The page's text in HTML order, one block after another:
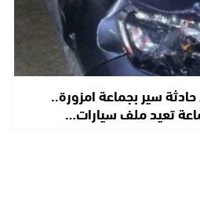
سير بجماعة امزورة..
تعيد ملف سيارات…